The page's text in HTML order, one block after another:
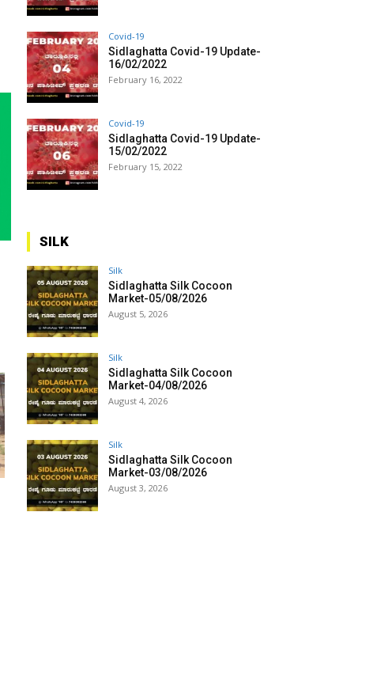
Covid-19
Sidlaghatta Covid-19 Update-
16/02/2022
February 16, 2022
Covid-19
Sidlaghatta Covid-19 Update-
15/02/2022
February 15, 2022
SILK
Silk
Sidlaghatta Silk Cocoon
Market-05/08/2026
August 5, 2026
Silk
Sidlaghatta Silk Cocoon
Market-04/08/2026
August 4, 2026
Silk
Sidlaghatta Silk Cocoon
Market-03/08/2026
August 3, 2026